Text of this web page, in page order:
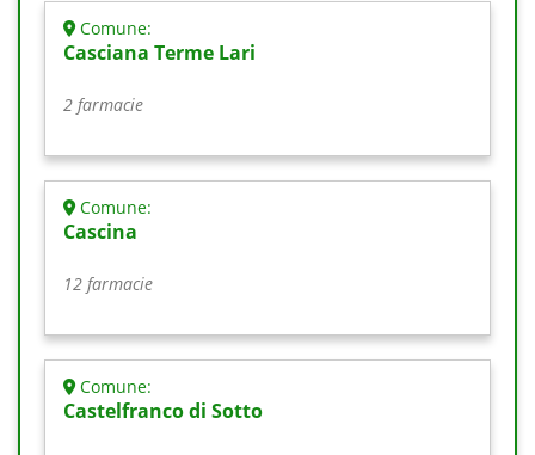
Comune:
Casciana Terme Lari
2 farmacie
Comune:
Cascina
12 farmacie
Comune:
Castelfranco di Sotto